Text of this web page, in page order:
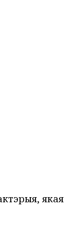
якая